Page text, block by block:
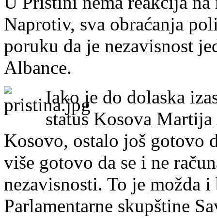
Naprotiv, sva obraćanja
poruku da je nezavisnost
Albance.
Iako je do dolaska
status Kosova
Kosovo, ostalo još gotovo
više gotovo da se i ne
nezavisnosti. To je možda
Parlamentarne skupštine